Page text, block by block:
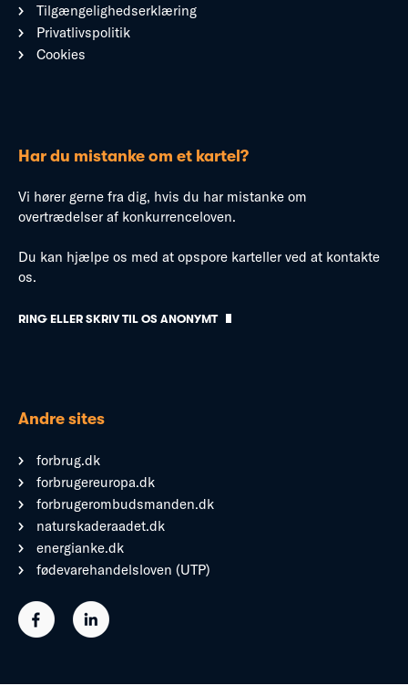
Tilgængelighedserklæring
Privatlivspolitik
Cookies
Har du mistanke om et kartel?
Vi hører gerne fra dig, hvis du har mistanke om
overtrædelser af konkurrenceloven.
Du kan hjælpe os med at opspore karteller ved at kontakte
os.
RING ELLER SKRIV TIL OS ANONYMT
Andre sites
forbrug.dk
forbrugereuropa.dk
forbrugerombudsmanden.dk
naturskaderaadet.dk
energianke.dk
fødevarehandelsloven (UTP)